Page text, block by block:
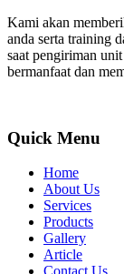
Kami akan
anda serta training
saat pengiriman
bermanfaat dan
Quick Menu
Home
About Us
Services
Products
Gallery
Article